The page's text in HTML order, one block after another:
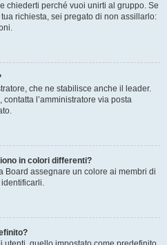
chiederti perché vuoi unirti al gruppo. Se
richiesta, sei pregato di non assillarlo:
che ne stabilisce anche il leader.
l’amministratore via posta
in colori differenti?
Board assegnare un colore ai membri di